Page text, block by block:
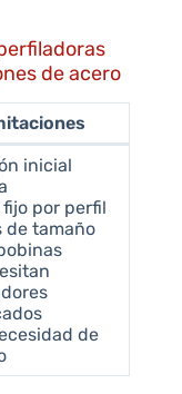
de acero
inicial
por perfil
de tamaño
de